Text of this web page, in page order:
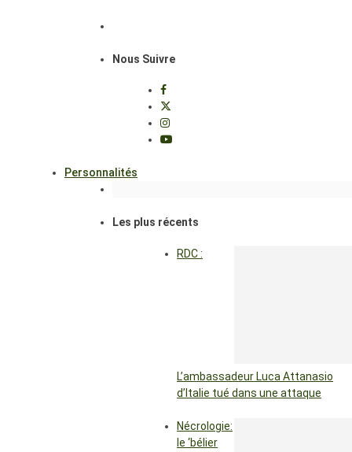
Nous Suivre
Personnalités
Les plus récents
RDC :
L’ambassadeur Luca Attanasio
d’Italie tué dans une attaque
Nécrologie:
le ‘bélier